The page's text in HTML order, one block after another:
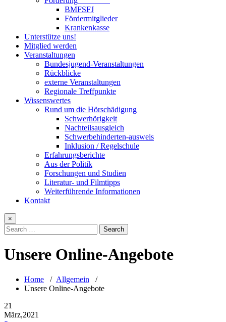
BMFSFJ
Fördermitglieder
Krankenkasse
Unterstütze uns!
Mitglied werden
Veranstaltungen
Bundesjugend-Veranstaltungen
Rückblicke
externe Veranstaltungen
Regionale Treffpunkte
Wissenswertes
Rund um die Hörschädigung
Schwerhörigkeit
Nachteilsausgleich
Schwerbehinderten-ausweis
Inklusion / Regelschule
Erfahrungsberichte
Aus der Politik
Forschungen und Studien
Literatur- und Filmtipps
Weiterführende Informationen
Kontakt
×
Unsere Online-Angebote
Home / Allgemein /
Unsere Online-Angebote
21
März,2021